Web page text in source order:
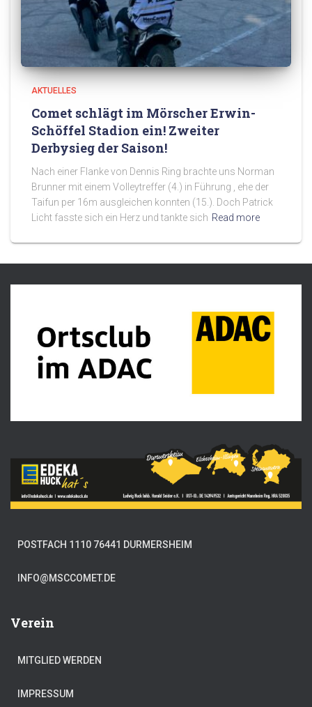
AKTUELLES
Comet schlägt im Mörscher Erwin-
Schöffel Stadion ein! Zweiter
Derbysieg der Saison!
Nach einer Flanke von Dennis Ring brachte uns Norman
Brunner mit einem Volleytreffer (4.) in Führung , ehe der
Taifun per 16m ausgleichen konnten (15.). Doch Patrick
Licht fasste sich ein Herz und tankte sich Read more
POSTFACH 1110 76441 DURMERSHEIM
INFO@MSCCOMET.DE
Verein
MITGLIED WERDEN
IMPRESSUM